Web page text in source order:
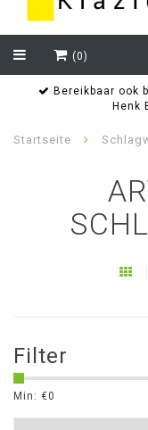
(0)
Bereikbaar ook
Henk
Startseite
Filter
Min: €0